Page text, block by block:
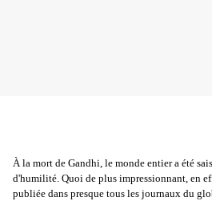
À la mort de Gandhi, le monde entier a été
d'humilité. Quoi de plus impressionnant, en
publiée dans presque tous les journaux du